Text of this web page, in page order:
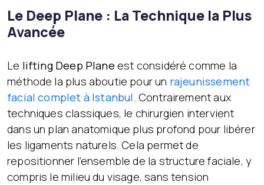
Le Deep Plane : La Technique la Plus
Avancée
Le lifting Deep Plane est considéré comme la
méthode la plus aboutie pour un rajeunissement
facial complet à Istanbul. Contrairement aux
techniques classiques, le chirurgien intervient
dans un plan anatomique plus profond pour libérer
les ligaments naturels. Cela permet de
repositionner l’ensemble de la structure faciale, y
compris le milieu du visage, sans tension